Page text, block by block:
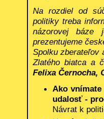
Na rozdiel od
politiky treba
názorovej báze
prezentujeme
Spolku zberateľov
Zlatého biatca a
Felixa Černocha,
Ako
udalosť -
Návrat k